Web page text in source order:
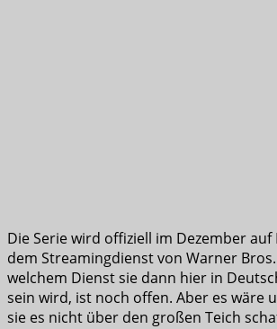
Die Serie wird offiziell im Dezember auf
dem Streamingdienst von Warner
welchem Dienst sie dann hier in
sein wird, ist noch offen. Aber es wäre
sie es nicht über den großen Teich